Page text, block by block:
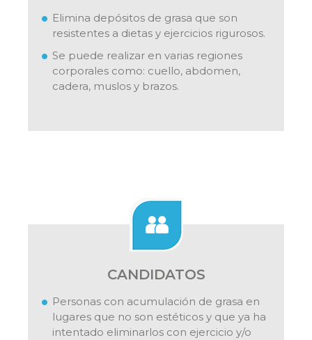
Elimina depósitos de grasa que son
resistentes a dietas y ejercicios rigurosos.
Se puede realizar en varias regiones
corporales como: cuello, abdomen,
cadera, muslos y brazos.
CANDIDATOS
Personas con acumulación de grasa en
lugares que no son estéticos y que ya ha
intentado eliminarlos con ejercicio y/o